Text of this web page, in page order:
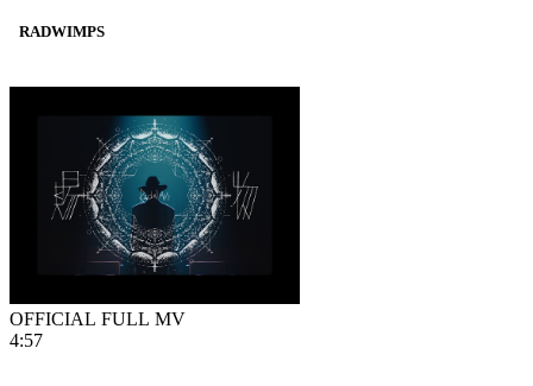
RADWIMPS
OFFICIAL FULL MV
4:57